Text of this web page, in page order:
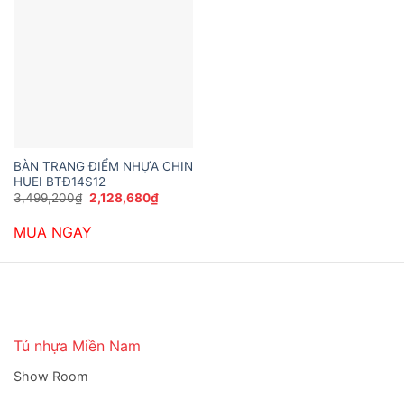
BÀN TRANG ĐIỂM NHỰA CHIN
HUEI BTĐ14S12
3,499,200₫ Giá
gốc
3,499,200₫.
2,128,680₫Giá
hiện
MUA NGAY
Tủ nhựa Miền Nam
Show Room